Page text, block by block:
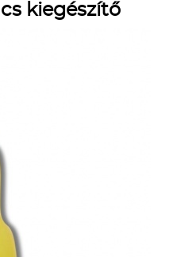
kiegészítő